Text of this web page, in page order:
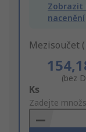
Zobrazit
nacenění
Mezisoučet
(bez
Add
to
Basket
Ks
Zadejte